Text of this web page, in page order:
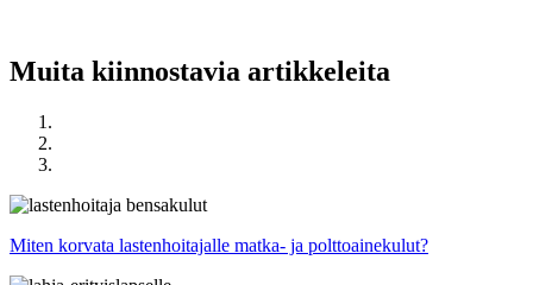
Muita kiinnostavia artikkeleita
Miten korvata lastenhoitajalle matka- ja polttoainekulut?